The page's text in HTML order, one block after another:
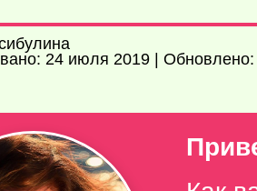
24 июля 2019 | Обновлено: